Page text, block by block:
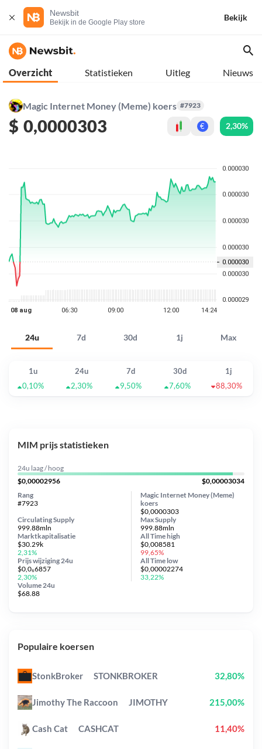
Newsbit
Bekijk in de Google Play store
Bekijk
Overzicht Statistieken Uitleg Nieuws
Magic Internet Money (Meme) koers #7923
$ 0,0000303 € 2,30%
24u 7d 30d 1j Max
1u 24u 7d 30d
1j
0,10%
2,30% 9,50% 7,60% 88,30%
MIM prijs statistieken
24u laag / hoog
$0,00002956
$0,00003034
Magic Internet Money (Meme)
koers
$0,0000303
Circulating Supply
999.88mln
Prijs wijziging 24u
$0,0₆6857
2,30%
Max Supply
999.88mln
Marktkapitalisatie
$30.29k
2,31%
Volume 24u
$68.88
Rang
#7923
All Timehigh
$0,008581
99,65%
All Time low
$0,00002274
33,22%
Populaire koersen
StonkBroker STONKBROKER 32,80%
Jimothy The Raccoon JIMOTHY 215,00%
Cash Cat CASHCAT 11,40%